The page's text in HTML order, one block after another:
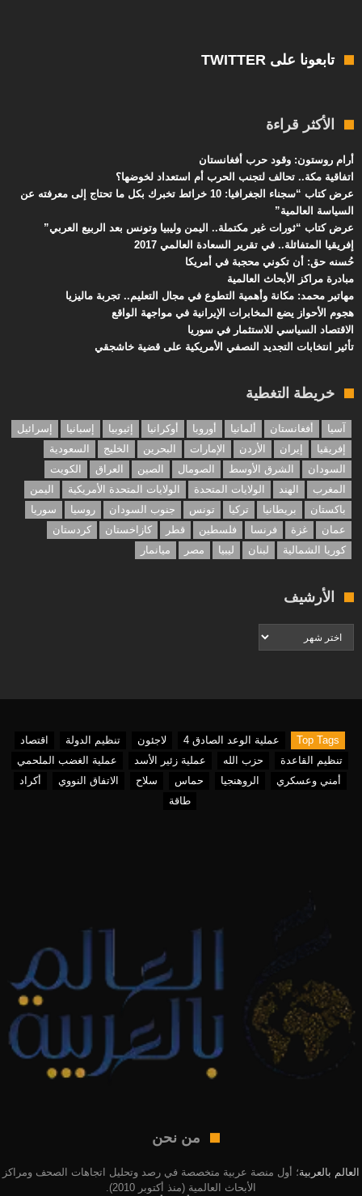
تابعونا على TWITTER
الأكثر قراءة
أرام روستون: وقود حرب أفغانستان
اتفاقية مكة.. تحالف لتجنب الحرب أم استعداد لخوضها؟
عرض كتاب “سجناء الجغرافيا: 10 خرائط تخبرك بكل ما تحتاج إلى معرفته عن
السياسة العالمية”
عرض كتاب “ثورات غير مكتملة.. اليمن وليبيا وتونس بعد الربيع العربي”
إفريقيا المتفائلة.. في تقرير السعادة العالمي 2017
حُسنه حق: أن تكوني محجبة في أمريكا
مبادرة مراكز الأبحاث العالمية
مهاتير محمد: مكانة وأهمية التطوع في مجال التعليم.. تجربة ماليزيا
هجوم الأحواز يضع المخابرات الإيرانية في مواجهة الواقع
الاقتصاد السياسي للاستثمار في سوريا
تأثير انتخابات التجديد النصفي الأمريكية على قضية خاشجقي
خريطة التغطية
آسيا أفغانستان ألمانيا أوروبا أوكرانيا إثيوبيا إسبانيا
إسرائيل
إفريقيا
إيران الأردن الإمارات البحرين الخليج
السعودية
السودان
الشرق الأوسط الصومال الصين العراق
الكويت
المغرب
الهند الولايات المتحدة الولايات المتحدة الأمريكية
اليمن
باكستان
بريطانيا تركيا تونس جنوب السودان روسيا
سوريا
عمان
غزة فرنسا فلسطين قطر كازاخستان
كردستان
كوريا الشمالية
لبنان ليبيا مصر ميانمار
الأرشيف
الأرشيف
Top Tags عملية الوعد الصادق 4 لاجئون تنظيم الدولة
اقتصاد
تنظيم القاعدة
حزب الله عملية زئير الأسد
عملية الغضب الملحمي
أمني وعسكري
الروهنجيا حماس سلاح الاتفاق النووي
أكراد
طاقة
من نحن
العالم بالعربية؛ أول منصة عربية متخصصة في رصد وتحليل اتجاهات الصحف ومراكز
الأبحاث العالمية (منذ أكتوبر 2010).